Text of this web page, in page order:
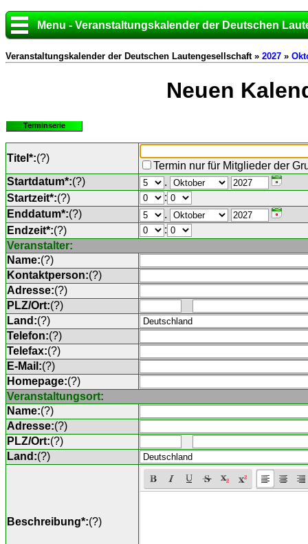
Menu - Veranstaltungskalender der Deutschen
Veranstaltungskalender der Deutschen Lautengesellschaft » 2027 »
Neuen
Terminserie
Titel*:(?)
Termin nur für Mitglieder der
Startdatum*:(?)
.
Startzeit*:(?)
:
Enddatum*:(?)
.
Endzeit*:(?)
:
Veranstalter:
Name:(?)
Kontaktperson:(?)
Adresse:(?)
PLZ/Ort:(?)
Land:(?)
Telefon:(?)
Telefax:(?)
E-Mail:(?)
Homepage:(?)
Veranstaltungsort:
Name:(?)
Adresse:(?)
PLZ/Ort:(?)
Land:(?)
Beschreibung*:(?)